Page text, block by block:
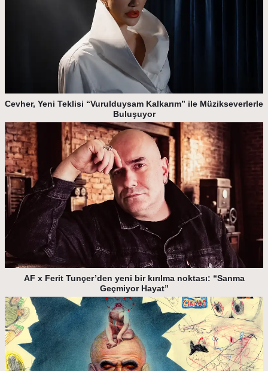
Cevher, Yeni Teklisi “Vurulduysam Kalkarım” ile Müzikseverlerle
Buluşuyor
AF x Ferit Tunçer’den yeni bir kırılma noktası: “Sanma
Geçmiyor Hayat”